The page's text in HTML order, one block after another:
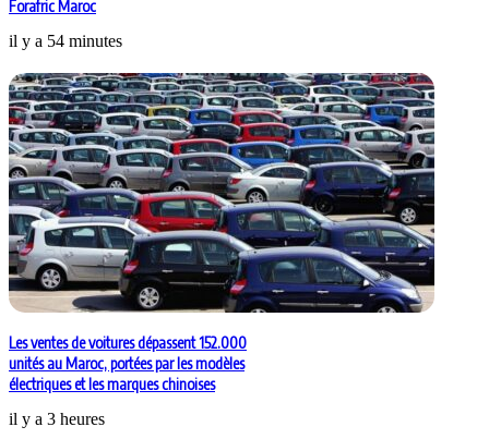
Forafric Maroc
il y a 54 minutes
Les ventes de voitures dépassent 152.000
unités au Maroc, portées par les modèles
électriques et les marques chinoises
il y a 3 heures